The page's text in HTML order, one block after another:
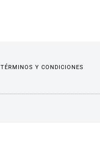
TÉRMINOS Y CONDICIONES